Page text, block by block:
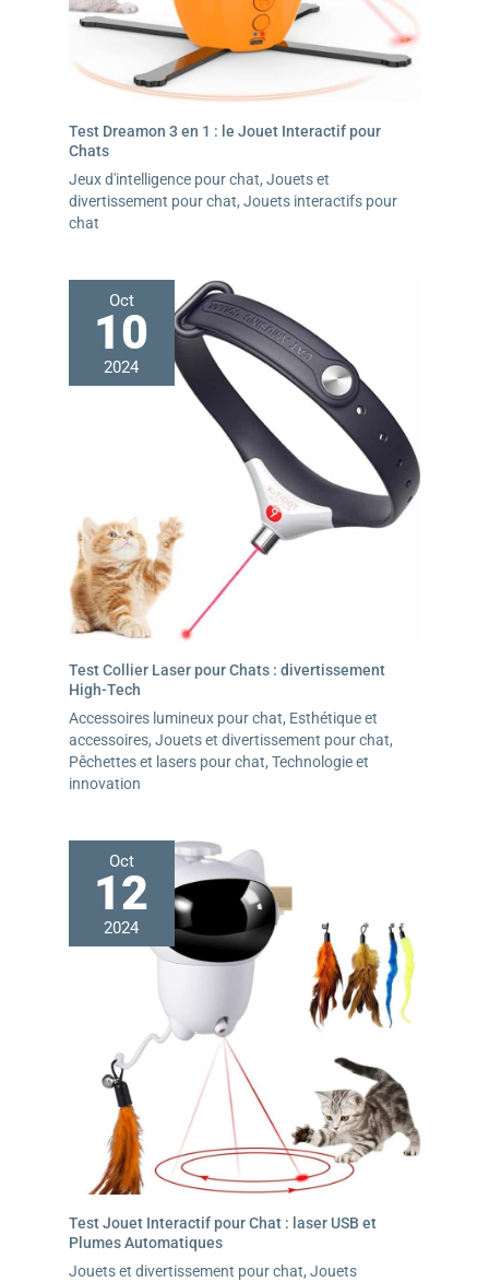
Test Dreamon 3 en 1 : le Jouet Interactif pour
Chats
Jeux d'intelligence pour chat, Jouets et
divertissement pour chat, Jouets interactifs pour
chat
Oct
10
2024
Test Collier Laser pour Chats : divertissement
High-Tech
Accessoires lumineux pour chat, Esthétique et
accessoires, Jouets et divertissement pour chat,
Pêchettes et lasers pour chat, Technologie et
innovation
Oct
12
2024
Test Jouet Interactif pour Chat : laser USB et
Plumes Automatiques
Jouets et divertissement pour chat, Jouets